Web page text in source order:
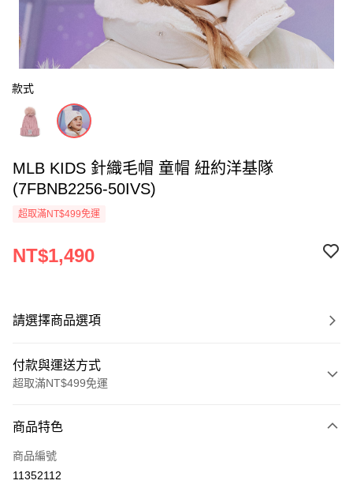
款式
MLB KIDS 針織毛帽 童帽 紐約洋基隊
(7FBNB2256-50IVS)
超取滿NT$499免運
NT$1,490
請選擇商品選項
付款與運送方式
超取滿NT$499免運
信用卡一次付款
超商取貨付款
商品特色
商品編號
11352112